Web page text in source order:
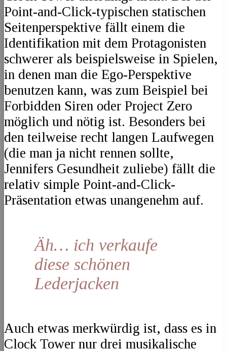
Point-and-Click-typischen statischen
Seitenperspektive fällt einem die
Identifikation mit dem Protagonisten
schwerer als beispielsweise in Spielen,
in denen man die Ego-Perspektive
benutzen kann, was zum Beispiel bei
Forbidden Siren oder Project Zero
möglich und nötig ist. Besonders bei
den teilweise recht langen Laufwegen
(die man ja nicht rennen sollte,
Jennifers Gesundheit zuliebe) fällt die
relativ simple Point-and-Click-
Präsentation etwas unangenehm auf.
Äh… ich verkaufe
diese schönen
Lederjacken
Auch etwas merkwürdig ist, dass es in
Clock Tower nur drei musikalische